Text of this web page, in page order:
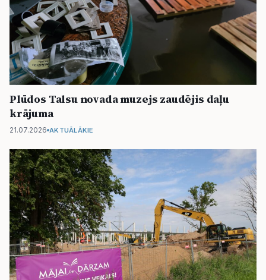
Plūdos Talsu novada muzejs zaudējis daļu
krājuma
21.07.2026 AKTUĀLĀKIE